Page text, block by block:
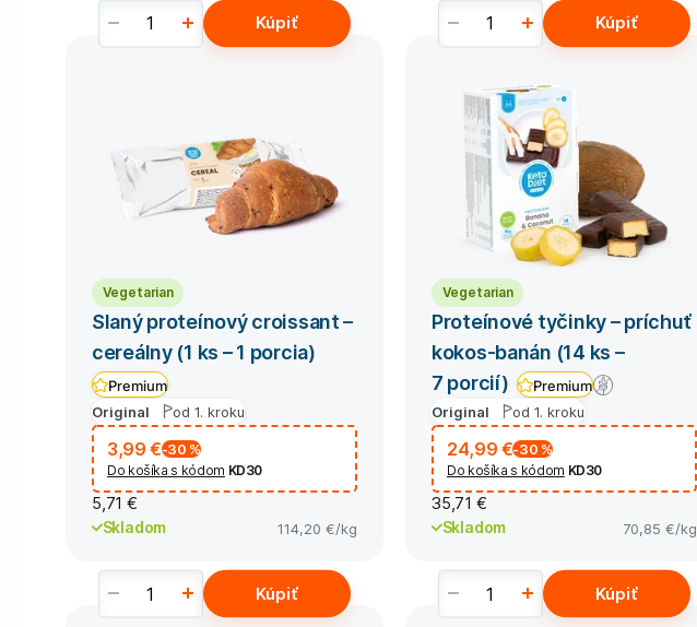
Kúpiť Kúpiť
Vegetarian
Slaný proteínový croissant –
cereálny (1 ks – 1 porcia)
Premium
Original od 1. kroku
3,99 €-30 %
Do košíka s kódom KD30
5,71 €
Skladom 114,20 €/kg
Kúpiť
Vegetarian
Proteínové tyčinky – príchuť
kokos-banán (14 ks –
7 porcií)
Premium
Original od 1. kroku
24,99 €-30 %
Do košíka s kódom KD30
35,71 €
Skladom 70,85 €/kg
Kúpiť